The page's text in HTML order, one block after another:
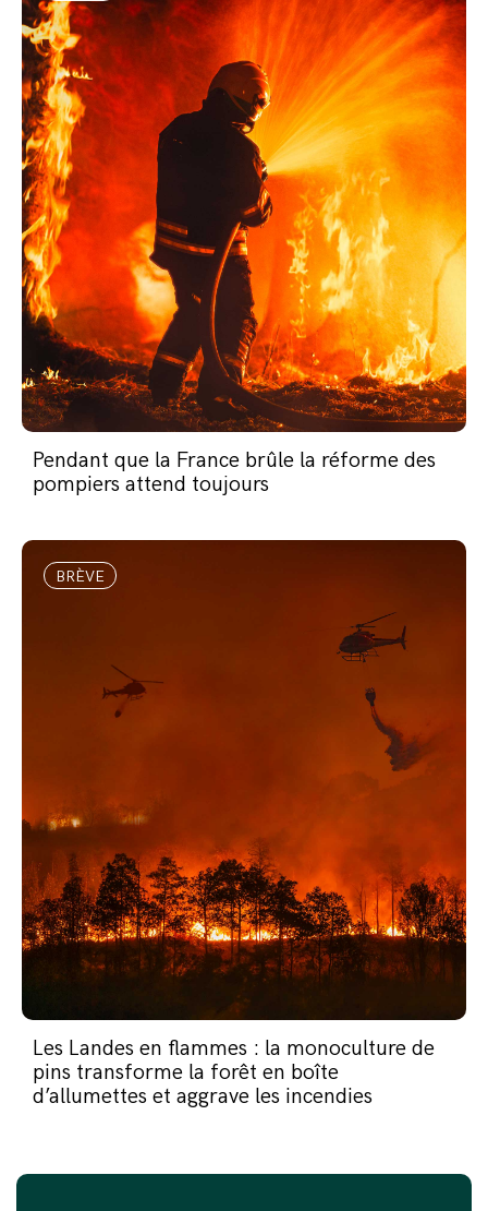
Pendant que la France brûle la réforme des
pompiers attend toujours
BRÈVE
Les Landes en flammes : la monoculture de
pins transforme la forêt en boîte
d’allumettes et aggrave les incendies